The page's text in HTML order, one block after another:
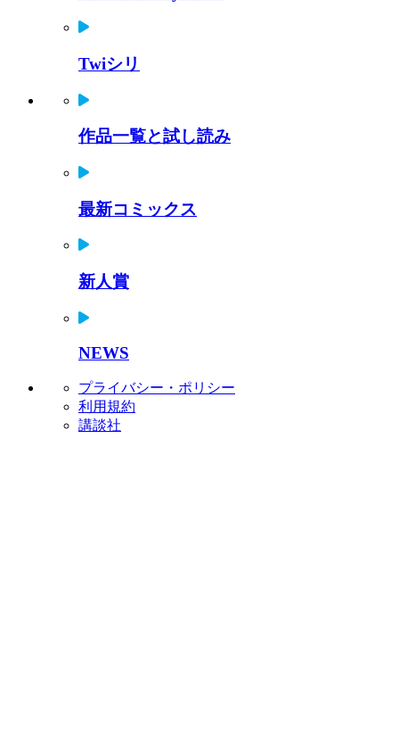
Twiシリ
作品一覧と試し読み
最新コミックス
新人賞
NEWS
プライバシー・ポリシー
利用規約
講談社